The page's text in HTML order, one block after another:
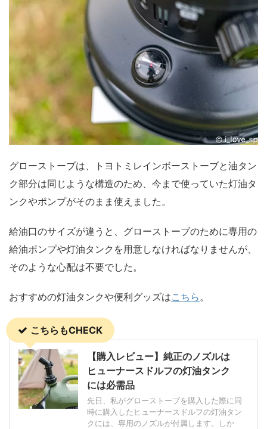
グローストーブは、トヨトミレインボーストーブと油タン
ク部分は同じような構造のため、今まで使っていた灯油タ
ンクやポンプがそのまま使えました。
給油口のサイズが違うと、グローストーブのために専用の
給油ポンプや灯油タンクを用意しなければなりませんが、
そのような心配は不要でした。
おすすめの灯油タンクや便利グッズはこちら。
こちらもCHECK
【購入レビュー】純正のノズルは
ヒューナースドルフの灯油タンク
には必需品
先日、私がグローストーブを購入した際に同
時に購入したヒューナースドルフの灯油タン
クには、専用のノズルが付属します。しか